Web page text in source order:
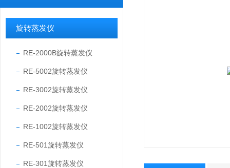
旋转蒸发仪
RE-2000B旋转蒸发仪
RE-5002旋转蒸发仪
RE-3002旋转蒸发仪
RE-2002旋转蒸发仪
RE-1002旋转蒸发仪
RE-501旋转蒸发仪
RE-301旋转蒸发仪